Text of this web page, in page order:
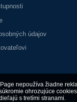
nepoužíva žiadne
ohrozujúce
s tretími stranami.
údajov